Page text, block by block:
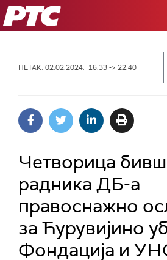
РТС
ПЕТАК, 02.02.2024, 16:33 -> 22:40
Четворица
радника ДБ-а
правоснажно
за Ћурувијино
Фондација и